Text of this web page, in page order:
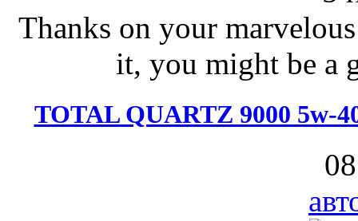
Thanks on your
it, you might be a
TOTAL QUARTZ 9000 5w-